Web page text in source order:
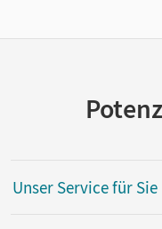
Unser Service für Sie